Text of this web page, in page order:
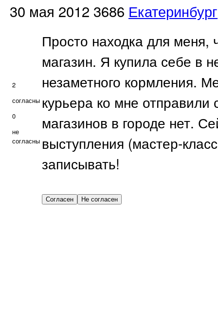
30 мая 2012 3686 Екатеринбург
2
согласны
0
не
согласны
Просто находка для меня,
магазин. Я купила себе в
незаметного кормления.
курьера ко мне
магазинов в городе нет.
выступления (мастер-
записывать!